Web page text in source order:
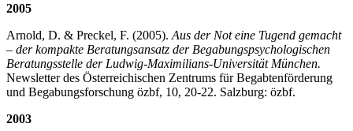
2005
Arnold, D. & Preckel, F. (2005). Aus der Not eine Tugend gemacht
– der kompakte Beratungsansatz der Begabungspsychologischen
Beratungsstelle der Ludwig-Maximilians-Universität München.
Newsletter des Österreichischen Zentrums für Begabtenförderung
und Begabungsforschung özbf, 10, 20-22. Salzburg: özbf.
2003